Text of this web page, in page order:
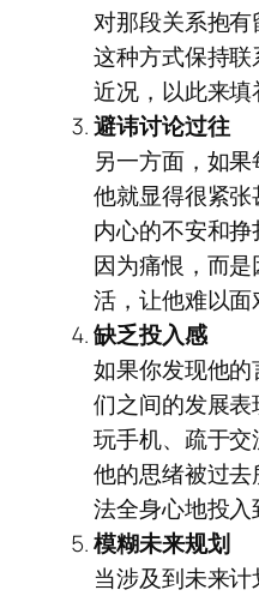
对那段关系抱
这种方式保持
近况，以此来填
避讳讨论过往
另一方面，如果
他就显得很紧
内心的不安和
因为痛恨，而
活，让他难以面
缺乏投入感
如果你发现他
们之间的发展
玩手机、疏于
他的思绪被过
法全身心地投入
模糊未来规划
当涉及到未来